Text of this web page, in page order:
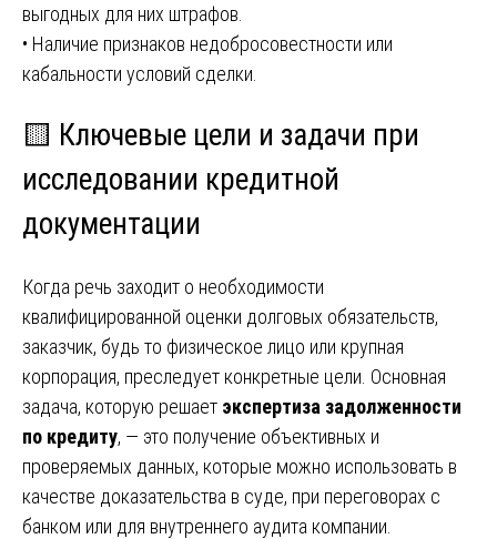
выгодных для них штрафов.
• Наличие признаков недобросовестности или
кабальности условий сделки.
🟨 Ключевые цели и задачи при
исследовании кредитной
документации
Когда речь заходит о необходимости
квалифицированной оценки долговых обязательств,
заказчик, будь то физическое лицо или крупная
корпорация, преследует конкретные цели. Основная
задача, которую решает экспертиза задолженности
по кредиту, — это получение объективных и
проверяемых данных, которые можно использовать в
качестве доказательства в суде, при переговорах с
банком или для внутреннего аудита компании.